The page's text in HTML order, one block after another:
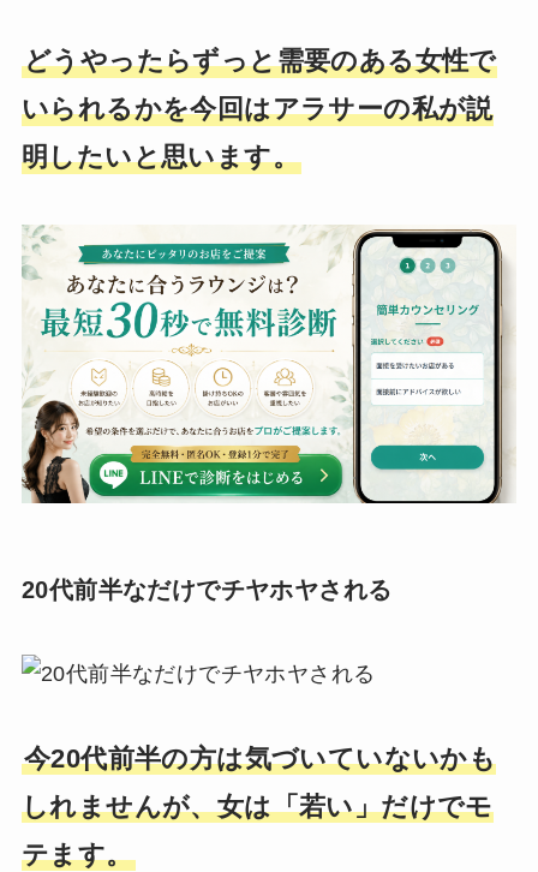
どうやったらずっと需要のある女性で
いられるかを今回はアラサーの私が説
明したいと思います。
20代前半なだけでチヤホヤされる
今20代前半の方は気づいていないかも
しれませんが、女は「若い」だけでモ
テます。